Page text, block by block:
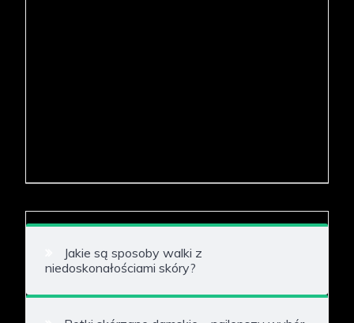
Jakie są sposoby walki z
niedoskonałościami skóry?